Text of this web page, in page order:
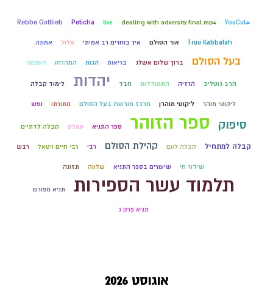
#YouCut
dealing with adversity final.mp4
live
Peticha
Rebbe Gottlieb
True Kabbalah אור הסולם איך בוחרים רב אמיתי אלול אמונה
בעל הסולם ברוך שלום אשלג בריאות הגות המהרחו העצמה
הרב גוטליב הרזיה התמודדות חבד יהדות לימוד קבלה
ליקוטי מוהר ליקוטי מוהרן מרכז מורשת בעל הסולם מתורתו נפש
סיפוק ספר הזוהר ספר התניא עמלק קבלה לדתיים
קבלה למתחיל קבלה לעם קהילת הסולם רבי רבי חיים ויטאל רבש
שידור חי שיעורים בספר התניא שלווה תזונה
תלמוד עשר הספירות תניא מפורש
תניא פרק ג
אוגוסט 2026